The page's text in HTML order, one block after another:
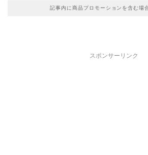
記事内に商品プロモーションを含む場
スポンサーリンク